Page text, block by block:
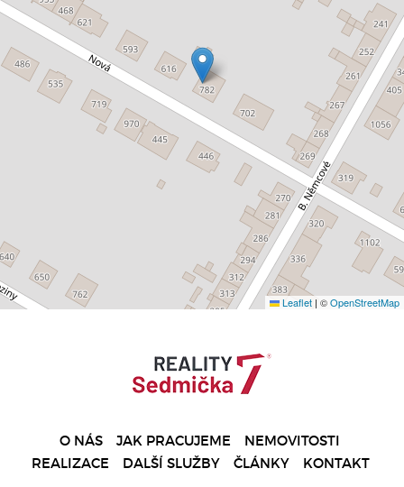
Leaflet | ©OpenStreetMap
O NÁS JAK PRACUJEME
NEMOVITOSTI
REALIZACE
DALŠÍ SLUŽBY ČLÁNKY KONTAKT